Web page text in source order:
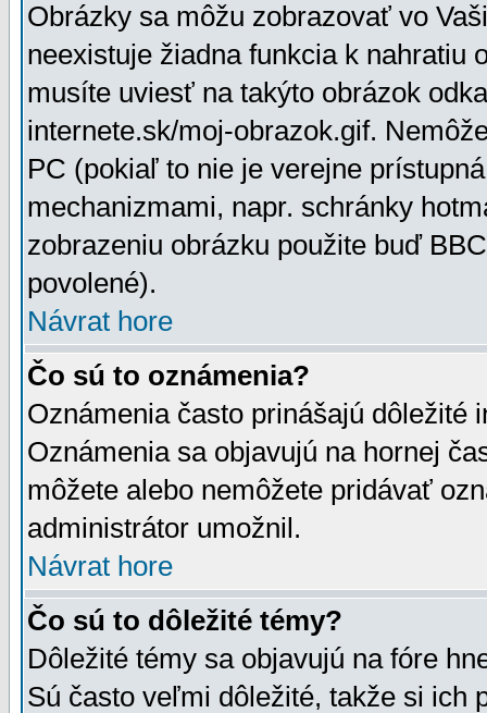
Obrázky sa môžu zobrazovať vo
neexistuje žiadna funkcia k nahratiu
musíte uviesť na takýto obrázok
internete.sk/moj-obrazok.gif.
PC (pokiaľ to nie je verejne
mechanizmami, napr. schránky
zobrazeniu obrázku použite buď
povolené).
Návrat hore
Čo sú to oznámenia?
Oznámenia často prinášajú dôležité
Oznámenia sa objavujú na hornej
môžete alebo nemôžete pridávať
administrátor umožnil.
Návrat hore
Čo sú to dôležité témy?
Dôležité témy sa objavujú na fóre
Sú často veľmi dôležité, takže si ich